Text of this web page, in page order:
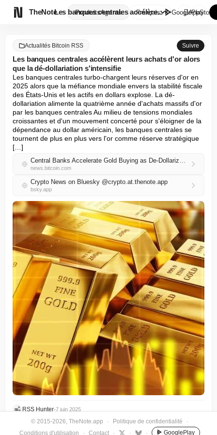
TheNote ProduitsAgents
Les banques centrales accélère...
Français GooglePlay
AppStore
Actualités Bitcoin RSS Suivre
Les banques centrales accélèrent leurs achats d'or alors
que la dé-dollariation s'intensifie
Les banques centrales turbo-chargent leurs réserves d'or en
2025 alors que la méfiance mondiale envers la stabilité fiscale
des États-Unis et les actifs en dollars explose. La dé-
dollariation alimente la quatrième année d'achats massifs d'or
par les banques centrales Au milieu de tensions mondiales
croissantes et d'un mouvement concerté pour s'éloigner de la
dépendance au dollar américain, les banques centrales se
tournent de plus en plus vers l'or comme réserve stratégique
[…]
Central Banks Accelerate Gold Buying as De-Dollarization Heats up
news.bitcoin.com
Crypto News on Bluesky @crypto.at.thenote.app
bsky.app
RSS Hunter•7 juin 2025
© 2015-2026, TheNote.app · Politique de confidentialité
·
Conditions d'utilisation
· Contact · · · GooglePlay